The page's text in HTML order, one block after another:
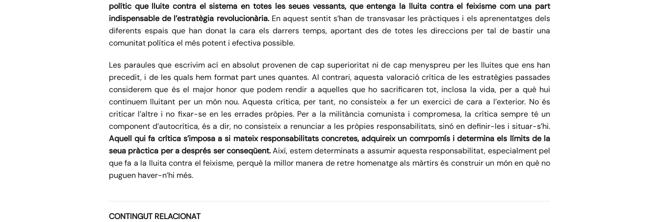
polític que lluite contra el sistema en totes les seues vessants, que entenga la lluita contra el feixisme com una part
indispensable de l’estratègia revolucionària.En aquest sentit s’han de transvasar les pràctiques i els aprenentatges dels
diferents espais que han donat la cara els darrers temps, aportant des de totes les direccions per tal de bastir una
comunitat política el més potent i efectiva possible.
Les paraules que escrivim ací en absolut provenen de cap superioritat ni de cap menyspreu per les lluites que ens han
precedit, i de les quals hem format part unes quantes. Al contrari, aquesta valoració crítica de les estratègies passades
considerem que és el major honor que podem rendir a aquelles que ho sacrificaren tot, inclosa la vida, per a què hui
continuem lluitant per un món nou. Aquesta crítica, per tant, no consisteix a fer un exercici de cara a l’exterior. No és
criticar l’altre i no fixar-se en les errades pròpies. Per a la militància comunista i compromesa, la crítica sempre té un
component d’autocrítica, és a dir, no consisteix a renunciar a les pròpies responsabilitats, sinó en definir-les i situar-s’hi.
Aquell qui fa crítica s’imposa a si mateix responsabilitats concretes, adquireix un comrpomís i determina els límits de la
seua pràctica per a després ser conseqüent.Així, estem determinats a assumir aquesta responsabilitat, especialment pel
que fa a la lluita contra el feixisme, perquè la millor manera de retre homenatge als màrtirs és construir un món en què no
puguen haver-n’hi més.
CONTINGUT RELACIONAT